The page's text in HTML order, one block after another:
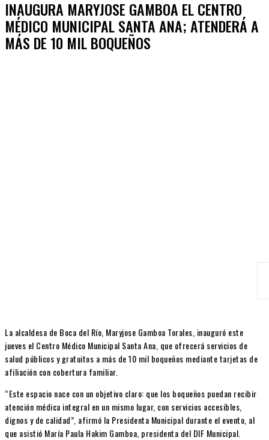
INAUGURA MARYJOSE GAMBOA EL CENTRO
MÉDICO MUNICIPAL SANTA ANA; ATENDERÁ A
MÁS DE 10 MIL BOQUEÑOS
La alcaldesa de Boca del Río, Maryjose Gamboa Torales, inauguró este
jueves el Centro Médico Municipal Santa Ana, que ofrecerá servicios de
salud públicos y gratuitos a más de 10 mil boqueños mediante tarjetas de
afiliación con cobertura familiar.
“Este espacio nace con un objetivo claro: que los boqueños puedan recibir
atención médica integral en un mismo lugar, con servicios accesibles,
dignos y de calidad”, afirmó la Presidenta Municipal durante el evento, al
que asistió María Paula Hakim Gamboa, presidenta del DIF Municipal.